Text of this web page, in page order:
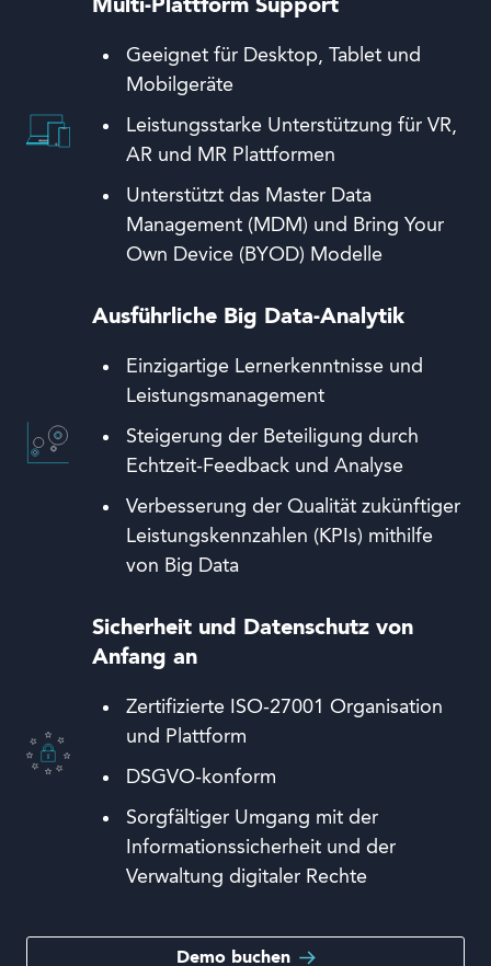
Multi-Plattform Support
Geeignet für Desktop, Tablet und
Mobilgeräte
Leistungsstarke Unterstützung für VR,
AR und MR Plattformen
Unterstützt das Master Data
Management (MDM) und Bring Your
Own Device (BYOD) Modelle
Ausführliche Big Data-Analytik
Einzigartige Lernerkenntnisse und
Leistungsmanagement
Steigerung der Beteiligung durch
Echtzeit-Feedback und Analyse
Verbesserung der Qualität zukünftiger
Leistungskennzahlen (KPIs) mithilfe
von Big Data
Sicherheit und Datenschutz von
Anfang an
Zertifizierte ISO-27001 Organisation
und Plattform
DSGVO-konform
Sorgfältiger Umgang mit der
Informationssicherheit und der
Verwaltung digitaler Rechte
Demo buchen